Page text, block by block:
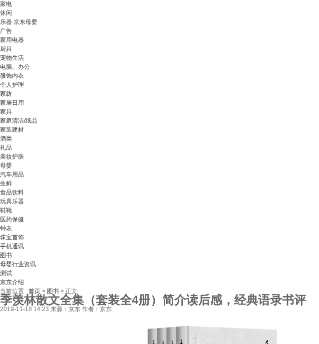
家电
休闲
乐器 京东母婴
广告
家用电器
厨具
宠物生活
电脑、办公
服饰内衣
个人护理
家纺
家居日用
家具
家庭清洁/纸品
家装建材
酒类
礼品
美妆护肤
母婴
汽车用品
生鲜
食品饮料
玩具乐器
鞋靴
医药保健
钟表
珠宝首饰
手机通讯
图书
母婴行业资讯
测试
京东介绍
当前位置 : 首页 > 图书 > 正文
季羡林散文全集（套装全4册）简介读后感，经典语录书评
2019-11-18 14:23 来源：京东 作者：京东